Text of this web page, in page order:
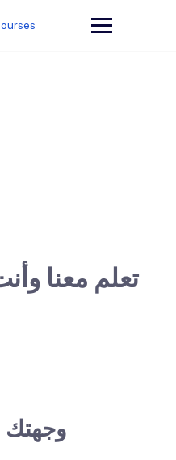
تعلم معنا
وجهتك